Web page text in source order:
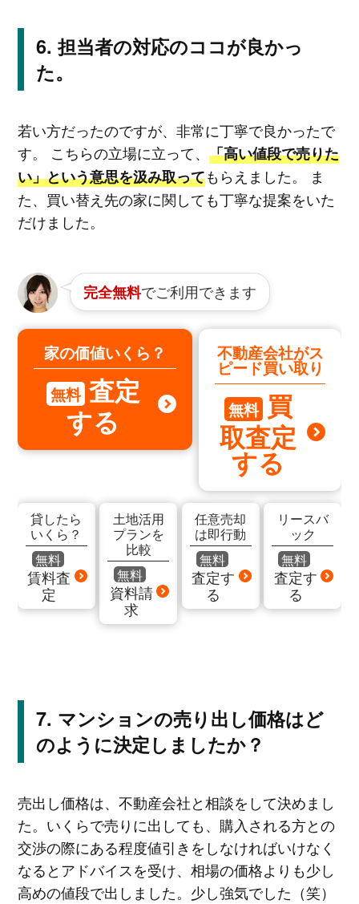
担当者の対応のココが良かっ
た。
若い方だったのですが、非常に丁寧で良かったで
す。 こちらの立場に立って、 「高い値段で売りた
い」という意思を汲み取ってもらえました。 ま
た、買い替え先の家に関しても丁寧な提案をいた
だけました。
完全無料でご利用できます
家の価値いくら？
無料 査定
する
不動産会社がス
ピード買い取り
無料 買
取査定
する
貸したら
いくら？
無料
賃料査
定
土地活用
プランを
比較
無料
資料請
求
任意売却
は即行動
無料
査定す
る
リースバ
ック
無料
査定す
る
マンションの売り出し価格はど
のように決定しましたか？
売出し価格は、不動産会社と相談をして決めまし
た。いくらで売りに出しても、購入される方との
交渉の際にある程度値引きをしなければいけなく
なるとアドバイスを受け、相場の価格よりも少し
高めの値段で出しました。少し強気でした（笑）